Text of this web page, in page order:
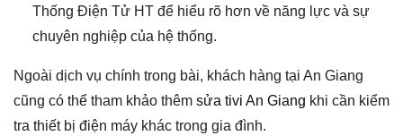
Thống Điện Tử HT để hiểu rõ hơn về năng lực và sự
chuyên nghiệp của hệ thống.
Ngoài dịch vụ chính trong bài, khách hàng tại An Giang
cũng có thể tham khảo thêm sửa tivi An Giang khi cần kiểm
tra thiết bị điện máy khác trong gia đình.